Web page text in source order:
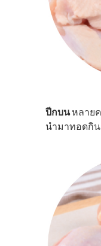
ปีกบนหลายค
นำมาทอดกิ